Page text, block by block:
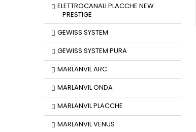
ELETTROCANALI PLACCHE NEW
PRESTIGE
GEWISS SYSTEM
GEWISS SYSTEM PURA
MARLANVIL ARC
MARLANVIL ONDA
MARLANVIL PLACCHE
MARLANVIL VENUS